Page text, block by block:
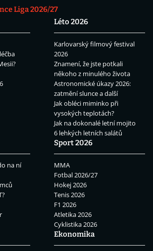
Liga 2026/27
Léto 2026
Karlovarský filmový festival
2026
Znamení, že jste potkali
někoho z minulého života
Astronomické úkazy 2026:
zatmění slunce a další
Jak obléci miminko při
vysokých teplotách?
Jak na dokonalé letní mojito
6 lehkých letních salátů
na ní
Sport 2026
MMA
Fotbal 2026/27
Hokej 2026
Tenis 2026
F1 2026
Atletika 2026
Cyklistika 2026
Ekonomika